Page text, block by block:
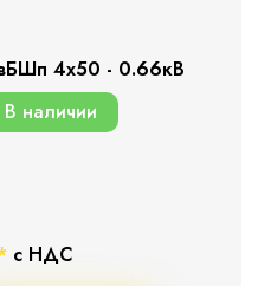
4х50 - 0.66кВ
В наличии
с НДС